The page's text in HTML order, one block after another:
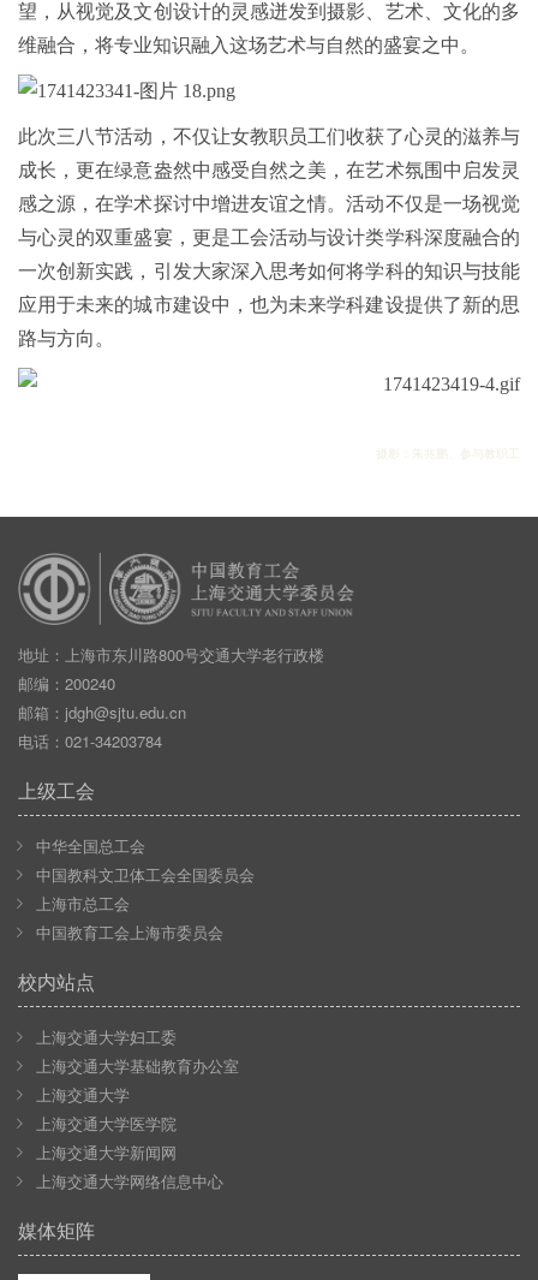
望，从视觉及文创设计的灵感迸发到摄影、艺术、文化的多
维融合，将专业知识融入这场艺术与自然的盛宴之中。
此次三八节活动，不仅让女教职员工们收获了心灵的滋养与
成长，更在绿意盎然中感受自然之美，在艺术氛围中启发灵
感之源，在学术探讨中增进友谊之情。活动不仅是一场视觉
与心灵的双重盛宴，更是工会活动与设计类学科深度融合的
一次创新实践，引发大家深入思考如何将学科的知识与技能
应用于未来的城市建设中，也为未来学科建设提供了新的思
路与方向。
摄影：朱兆鹏、参与教职工
地址：上海市东川路800号交通大学老行政楼
邮编：200240
邮箱： jdgh@sjtu.edu.cn
电话：021-34203784
上级工会
中华全国总工会
中国教科文卫体工会全国委员会
上海市总工会
中国教育工会上海市委员会
校内站点
上海交通大学妇工委
上海交通大学基础教育办公室
上海交通大学
上海交通大学医学院
上海交通大学新闻网
上海交通大学网络信息中心
媒体矩阵